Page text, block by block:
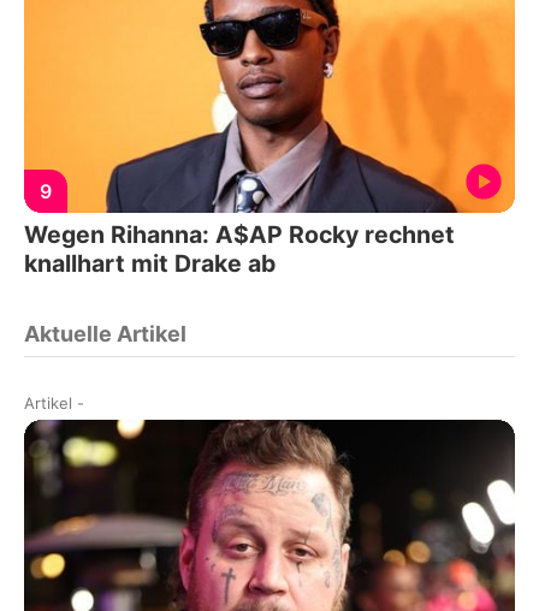
9
Wegen Rihanna: A$AP Rocky rechnet
knallhart mit Drake ab
Aktuelle Artikel
Artikel -